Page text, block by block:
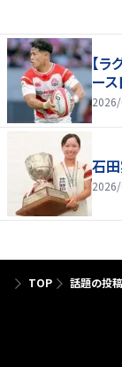
【
ー
石
TOP 話題の投稿